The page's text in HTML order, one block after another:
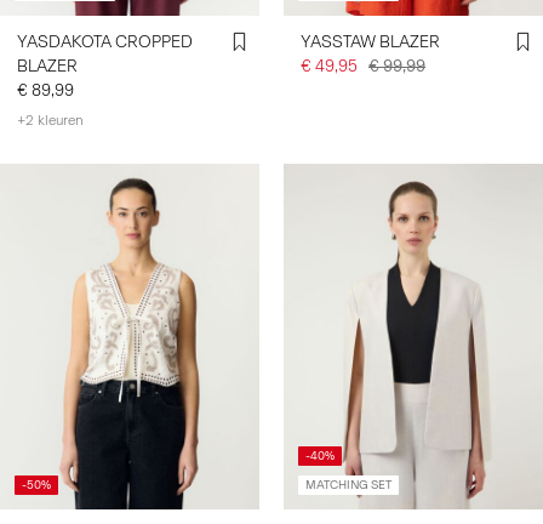
YASDAKOTA CROPPED
BLAZER
€ 89,99
+2 kleuren
YASSTAW BLAZER
€ 49,95 € 99,99
-50%
-40%
MATCHING SET